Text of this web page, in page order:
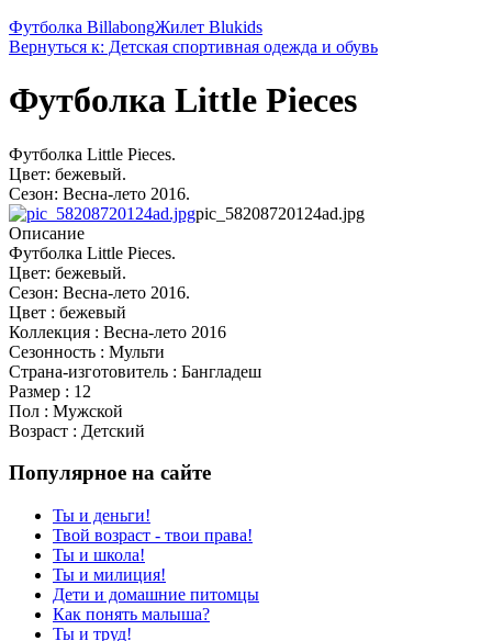
Футболка BillabongЖилет Blukids
Вернуться к: Детская спортивная одежда и обувь
Футболка Little Pieces
Футболка Little Pieces.
Цвет: бежевый.
Сезон: Весна-лето 2016.
pic_58208720124ad.jpg
Описание
Футболка Little Pieces.
Цвет: бежевый.
Сезон: Весна-лето 2016.
Цвет : бежевый
Коллекция : Весна-лето 2016
Сезонность : Мульти
Страна-изготовитель : Бангладеш
Размер : 12
Пол : Мужской
Возраст : Детский
Популярное на сайте
Ты и деньги!
Твой возраст - твои права!
Ты и школа!
Ты и милиция!
Дети и домашние питомцы
Как понять малыша?
Ты и труд!